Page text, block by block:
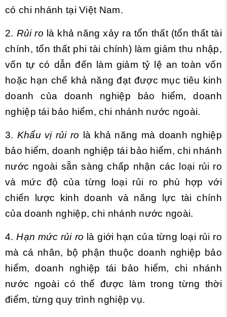
có chi nhánh tại Việt Nam.
2. Rủi ro là khả năng xảy ra tổn thất (tổn thất tài
chính, tổn thất phi tài chính) làm giảm thu nhập,
vốn tự có dẫn đến làm giảm tỷ lệ an toàn vốn
hoặc hạn chế khả năng đạt được mục tiêu kinh
doanh của doanh nghiệp bảo hiểm, doanh
nghiệp tái bảo hiểm, chi nhánh nước ngoài.
3. Khẩu vị rủi ro là khả năng mà doanh nghiệp
bảo hiểm, doanh nghiệp tái bảo hiểm, chi nhánh
nước ngoài sẵn sàng chấp nhận các loại rủi ro
và mức độ của từng loại rủi ro phù hợp với
chiến lược kinh doanh và năng lực tài chính
của doanh nghiệp, chi nhánh nước ngoài.
4.Hạn mức rủi ro là giới hạn của từng loại rủi ro
mà cá nhân, bộ phận thuộc doanh nghiệp bảo
hiểm, doanh nghiệp tái bảo hiểm, chi nhánh
nước ngoài có thể được làm trong từng thời
điểm, từng quy trình nghiệp vụ.